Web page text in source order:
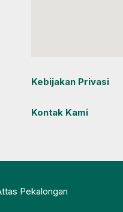
Kebijakan Privasi
Kontak Kami
Pekalongan